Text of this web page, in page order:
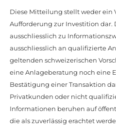
Diese Mitteilung stellt weder ein
Aufforderung zur Investition
ausschliesslich zu
ausschliesslich an qualifizierte
geltenden schweizerischen
eine Anlageberatung noch eine
Bestätigung einer Transaktion
Privatkunden oder nicht
Informationen beruhen auf
die als zuverlässig erachtet